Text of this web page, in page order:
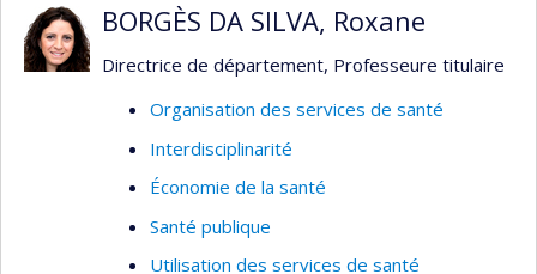
BORGÈS DA SILVA, Roxane
Directrice de département, Professeure titulaire
Organisation des services de santé
Interdisciplinarité
Économie de la santé
Santé publique
Utilisation des services de santé